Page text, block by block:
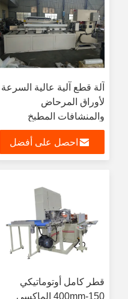
آلة قطع آلية عالية السرعة
لأوراق المرحاض
والمنشافات المطبخ
احصل على أفضل
قطر كامل أوتوماتيكي
150-400mm الماكسي